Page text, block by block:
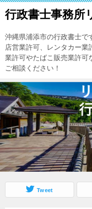
行政書士事務所
沖縄県浦添市の行政書士で
店営業許可、レンタカー
業許可やたばこ販売業許可
ご相談ください！
Tweet